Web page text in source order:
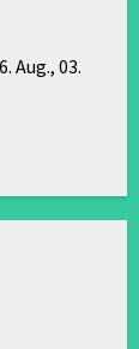
Aug., 03.